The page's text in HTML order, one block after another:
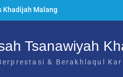
Khadijah Malang
Berlangsung
2026: Enam Hari
Siswa Baru MTs
Tsanawiyah
& Berakhlaqul